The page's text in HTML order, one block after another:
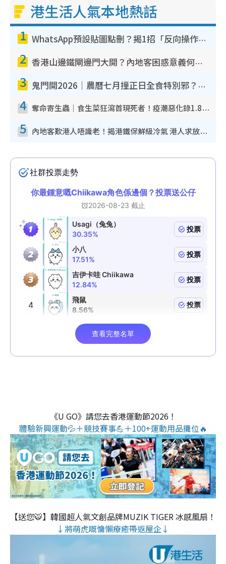
港生活人氣本地熱話
1 WhatsApp預設貼圖點刪？揭1招「反向操作」還原簡潔介面 附3步實測教學
2 香港山邊鐵閘邊門大開？內地客困惑意義何在！網民神回覆：呢種叫法理性防禦
3 鬼門開2026｜農曆七月撞正日全食特別邪？專家警告切忌做一事！揭4大禁忌+2招保平安
4 奪命寄生蟲｜食生菜狂瀉首現死者！疫潮惡化錄1.8萬宗病例 揭洗菜3大謬誤
5 內地客歎港人唔識老！揭港鐵保鮮級冷氣 港人求放過：咪投訴
《U GO》請您去香港運動節2026！
體驗新興運動💦＋競技賽事💪＋100+運動用品攤位🔥
【送您🐯】韓國超人氣文創品牌MUZIK TIGER 冰感風扇！
↓將萌虎嘅慵懶療癒帶返屋企↓